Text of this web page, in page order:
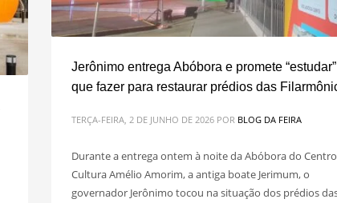
Jerônimo entrega Abóbora e promete
que fazer para restaurar prédios das
TERÇA-FEIRA, 2 DE JUNHO DE 2026 POR BLOG DA FEIRA
Durante a entrega ontem à noite da Abóbora do
Cultura Amélio Amorim, a antiga boate Jerimum, o
governador Jerônimo tocou na situação dos prédios